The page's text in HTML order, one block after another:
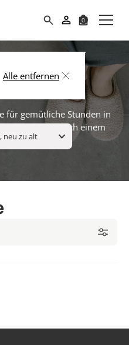
Suche
0
für gemütliche Stunden in
Abende nach einem
Tag.
Alle entfernen